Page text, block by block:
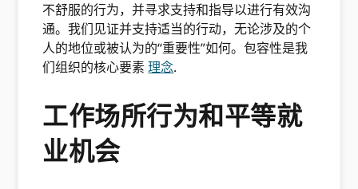
不舒服的行为，并寻求支持和指导以进行有效沟
通。我们见证并支持适当的行动，无论涉及的个
人的地位或被认为的“重要性”如何。包容性是我
们组织的核心要素理念.
工作场所行为和平等就
业机会